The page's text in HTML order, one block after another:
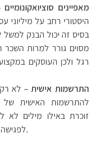
מאפיינים סוציואקונומיים
היסטורי רחב על
בסיס זה יכול הבנק למשל
מסוים גורר למרות השכר
רגל ולכן העוסקים
התרשמות אישית – לא
להתרשמות האישית
זוכרת באילו מילים לא
לפגישה בבנק כמו לראיון עבודה.